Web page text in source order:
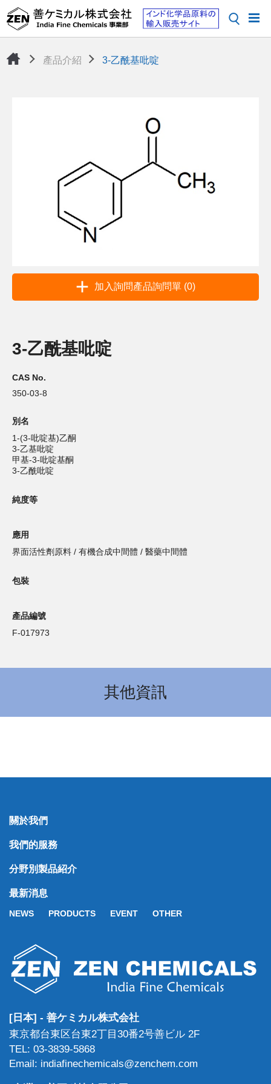
產品介紹 3-乙酰基吡啶
加入詢問產品詢問單 (0)
3-乙酰基吡啶
CAS No.
350-03-8
別名
1-(3-吡啶基)乙酮
3-乙基吡啶
甲基-3-吡啶基酮
3-乙酰吡啶
純度等
應用
界面活性劑原料 / 有機合成中間體 / 醫藥中間體
包裝
產品編號
F-017973
其他資訊
關於我們
我們的服務
分野別製品紹介
最新消息
NEWS PRODUCTS EVENT OTHER
[日本] - 善ケミカル株式会社
東京都台東区台東2丁目30番2号善ビル 2F
TEL: 03-3839-5868
Email: indiafinechemicals@zenchem.com